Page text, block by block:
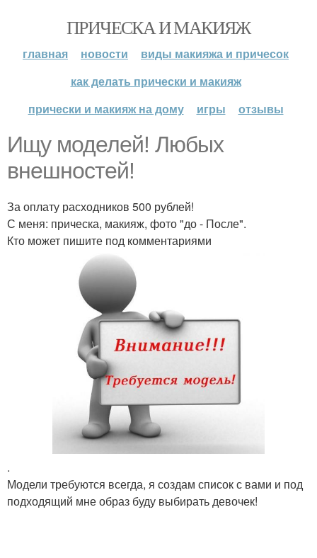
ПРИЧЕСКА И МАКИЯЖ
главная новости
виды макияжа и причесок
как делать прически и макияж
прически и макияж на дому
игры отзывы
Ищу моделей! Любых
внешностей!
За оплату расходников 500 рублей!
С меня: прическа, макияж, фото "до - После".
Кто может пишите под комментариями
.
Модели требуются всегда, я создам список с вами и под
подходящий мне образ буду выбирать девочек!